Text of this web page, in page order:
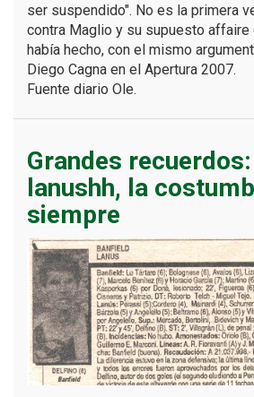
ser suspendido". No es la primera
contra Maglio y su supuesto affaire
había hecho, con el mismo
Diego Cagna en el Apertura 2007.
Fuente diario Ole.
Grandes
lanushh, la
siempre